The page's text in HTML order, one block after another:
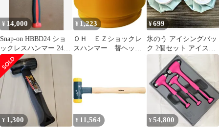
¥ 14,000
Snap-on HBBD24 ショ
ックレスハンマー 24oz
650g
¥ 1,223
ＯＨ ＥＺショックレ
スハンマー 替ヘッ
¥699
氷のう アイシングバッ
ク 2個セット アイスバ
ック ゴルフ gsytN
¥ 1,300 ¥ 11,564 ¥54,800